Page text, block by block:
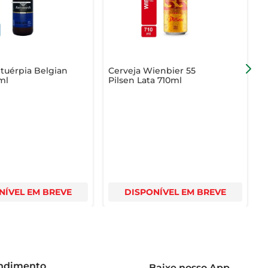
ideal para quem deseja aproveitar a vida de forma
Belgian
EM BREVE
Cerveja Wienbier 55
Pilsen Lata 710ml
DISPONÍVEL EM BREVE